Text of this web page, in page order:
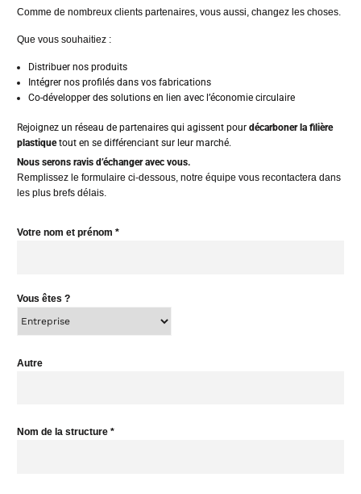
Comme de nombreux clients partenaires, vous aussi, changez les choses.
Que vous souhaitiez :
Distribuer nos produits
Intégrer nos profilés dans vos fabrications
Co-développer des solutions en lien avec l’économie circulaire
Rejoignez un réseau de partenaires qui agissent pour décarboner la filière
plastiquetout en se différenciant sur leur marché.
Nous serons ravis d’échanger avec vous.
Remplissez le formulaire ci-dessous, notre équipe vous recontactera dans
les plus brefs délais.
Votre nom et prénom *
Vous êtes ?
Autre
Nom de la structure *